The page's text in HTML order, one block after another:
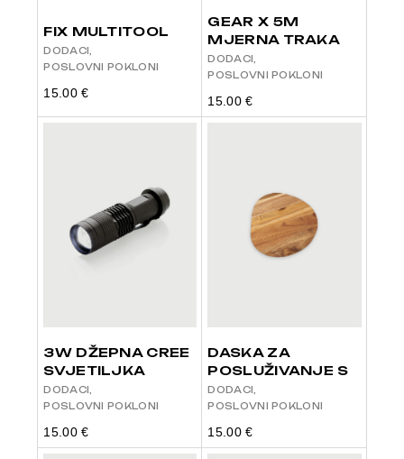
FIX MULTITOOL
DODACI
POSLOVNI POKLONI
15.00€
GEAR X 5M
MJERNA TRAKA
DODACI
POSLOVNI POKLONI
15.00€
3W DŽEPNA CREE
SVJETILJKA
DODACI
POSLOVNI POKLONI
15.00€
DASKA ZA
POSLUŽIVANJE S
DODACI
POSLOVNI POKLONI
15.00€